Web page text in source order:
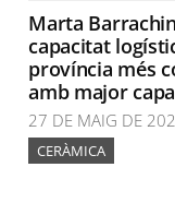
Marta
capacitat
província més
amb major
27 DE MAIG DE
CERÀMICA